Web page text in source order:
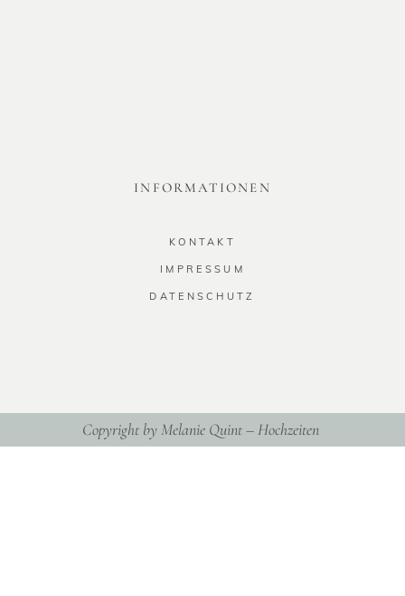
INFORMATIONEN
KONTAKT
IMPRESSUM
DATENSCHUTZ
Copyright by Melanie Quint – Hochzeiten